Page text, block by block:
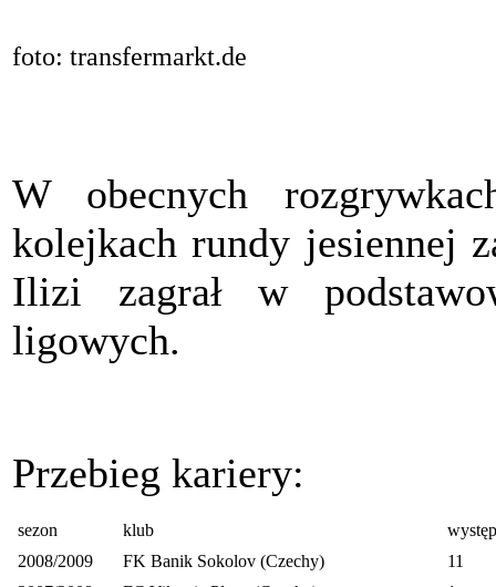
foto: transfermarkt.de
W obecnych
kolejkach rundy jesiennej
Ilizi zagrał w
ligowych.
Przebieg kariery:
sezon klub
2008/2009
FK Banik Sokolov (Czechy)
11